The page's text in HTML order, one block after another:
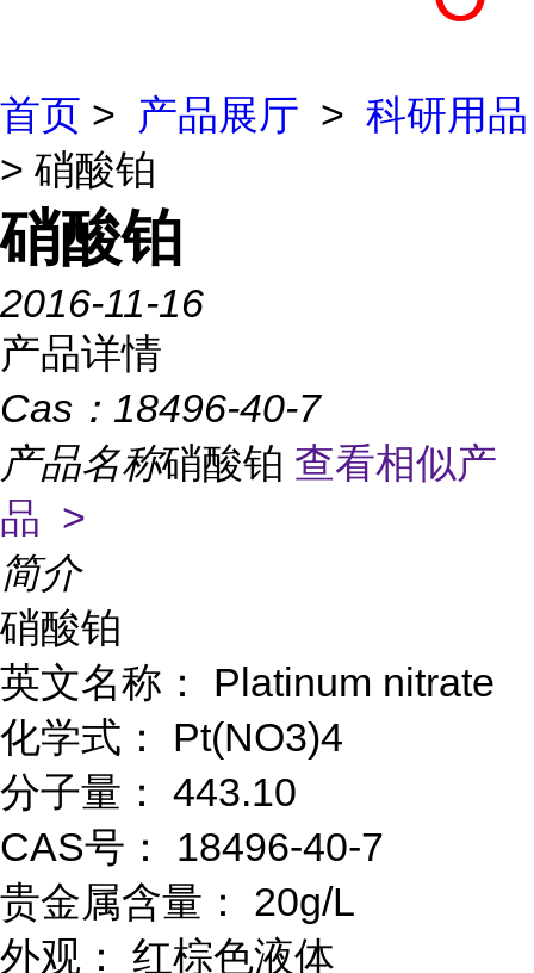
首页 > 产品展厅 > 科研用品
> 硝酸铂
硝酸铂
2016-11-16
产品详情
Cas： 18496-40-7
产品名称硝酸铂 查看相似产
品 >
简介
硝酸铂
英文名称： Platinum nitrate
化学式： Pt(NO3)4
分子量： 443.10
CAS号： 18496-40-7
贵金属含量： 20g/L
外观： 红棕色液体